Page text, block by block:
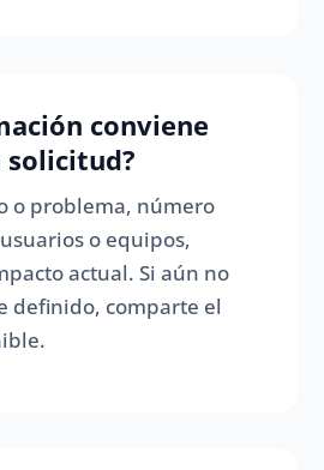
conviene
o problema, número
o equipos,
actual. Si aún no
definido, comparte el